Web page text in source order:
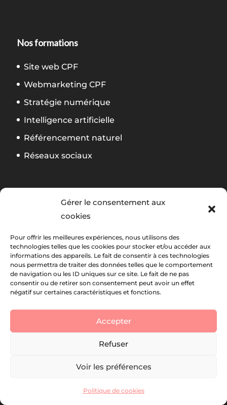
Gérer le consentement aux
cookies
Pour offrir les meilleures expériences, nous utilisons des
technologies telles que les cookies pour stocker et/ou accéder aux
informations des appareils. Le fait de consentir à ces technologies
nous permettra de traiter des données telles que le comportement
de navigation ou les ID uniques sur ce site. Le fait de ne pas
consentir ou de retirer son consentement peut avoir un effet
négatif sur certaines caractéristiques et fonctions.
Accepter
Refuser
Voir les préférences
Politique de cookies
Nos formations
Site web CPF
Webmarketing CPF
Stratégie numérique
Intelligence artificielle
Référencement naturel
Réseaux sociaux
contact@lesfoliweb.fr
La newsletter Foliweb
À propos
Nos Partenaires
Devenir Partenaire
Devenir intervenant